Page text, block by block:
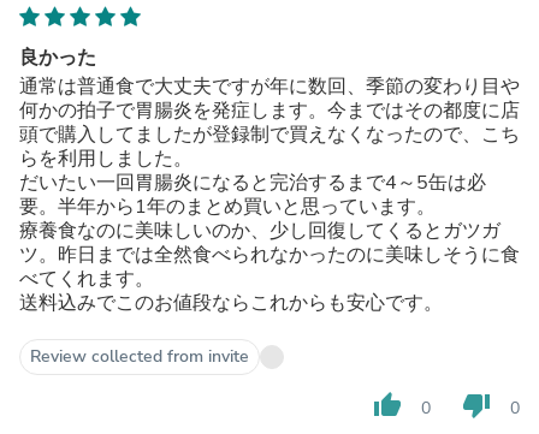
良かった
通常は普通食で大丈夫ですが年に数回、季節の変わり目や
何かの拍子で胃腸炎を発症します。今まではその都度に店
頭で購入してましたが登録制で買えなくなったので、こち
らを利用しました。
だいたい一回胃腸炎になると完治するまで4～5缶は必
要。半年から1年のまとめ買いと思っています。
療養食なのに美味しいのか、少し回復してくるとガツガ
ツ。昨日までは全然食べられなかったのに美味しそうに食
べてくれます。
送料込みでこのお値段ならこれからも安心です。
Review collected from invite
thumb_up 0 thumb_down 0